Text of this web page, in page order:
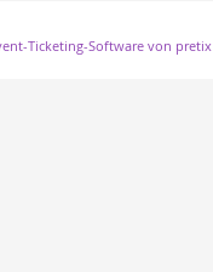
Ticketing-Software von pretix